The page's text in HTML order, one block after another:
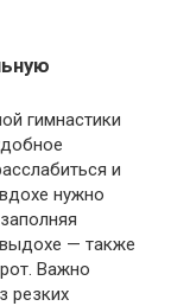
гимнастики
и
нужно
— также
Важно
резких